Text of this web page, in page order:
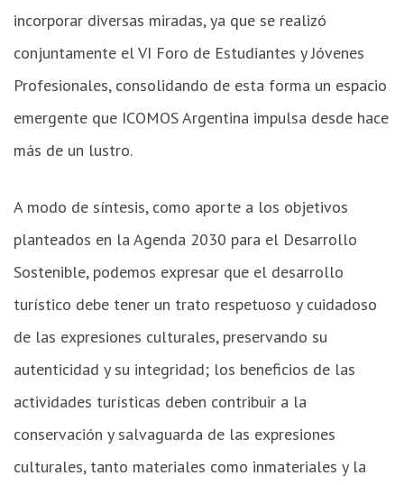
incorporar diversas miradas, ya que se realizó
conjuntamente el VI Foro de Estudiantes y Jóvenes
Profesionales, consolidando de esta forma un espacio
emergente que ICOMOS Argentina impulsa desde hace
más de un lustro.
A modo de síntesis, como aporte a los objetivos
planteados en la Agenda 2030 para el Desarrollo
Sostenible, podemos expresar que el desarrollo
turístico debe tener un trato respetuoso y cuidadoso
de las expresiones culturales, preservando su
autenticidad y su integridad; los beneficios de las
actividades turísticas deben contribuir a la
conservación y salvaguarda de las expresiones
culturales, tanto materiales como inmateriales y la